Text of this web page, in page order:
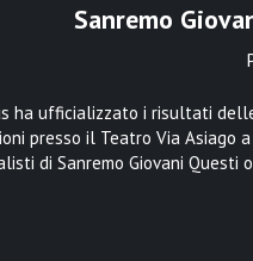
Sanremo
ha ufficializzato i risultati
presso il Teatro Via Asiago
di Sanremo Giovani